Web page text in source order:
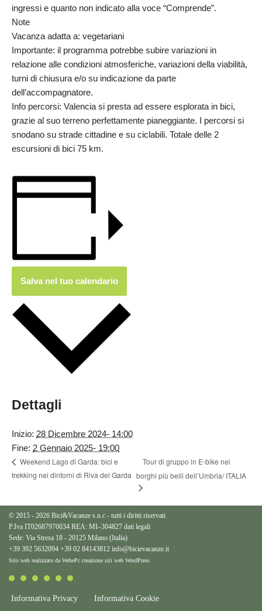
ingressi e quanto non indicato alla voce “Comprende”.
Note
Vacanza adatta a: vegetariani
Importante: il programma potrebbe subire variazioni in
relazione alle condizioni atmosferiche, variazioni della viabilità,
turni di chiusura e/o su indicazione da parte
dell’accompagnatore.
Info percorsi: Valencia si presta ad essere esplorata in bici,
grazie al suo terreno perfettamente pianeggiante. I percorsi si
snodano su strade cittadine e su ciclabili. Totale delle 2
escursioni di bici 75 km.
Salva nel tuo calendario
Dettagli
Inizio: 28 Dicembre 2024- 14:00
Fine: 2 Gennaio 2025- 19:00
Weekend Lago di Garda: bici e
trekking nei dintorni di Riva del Garda
Tour di gruppo in E-bike nei
borghi più belli dell’Umbria/ ITALIA
© 2015 - 2026 Bici&Vacanze s.n.c - tutti i diritti riservati
P.Iva IT02687970034 REA: MI–304827 dati legali
Sede: Via Stresa 18 - 20125 Milano (Italia)
+39 392 5632094 +39 02 84143812 info@bicievacanze.it
Sito web realizzato da WebePc creazione siti web WordPress
Informativa Privacy Informativa Cookie